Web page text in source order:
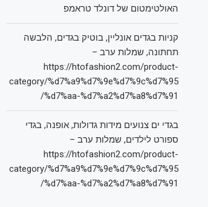
האולטימטום של דונלד טראמפ
קניות בגדים אונליין, בוטיק בגדים, הלבשה
תחתונה, שמלות ערב –
https://htofashion2.com/product-
category/%d7%a9%d7%9e%d7%9c%d7%95
%d7%aa-%d7%a2%d7%a8%d7%91/
בגדי ים צנועים מידות גדולות, אופנה, בגדי
ספורט לילדים, שמלות ערב –
https://htofashion2.com/product-
category/%d7%a9%d7%9e%d7%9c%d7%95
%d7%aa-%d7%a2%d7%a8%d7%91/